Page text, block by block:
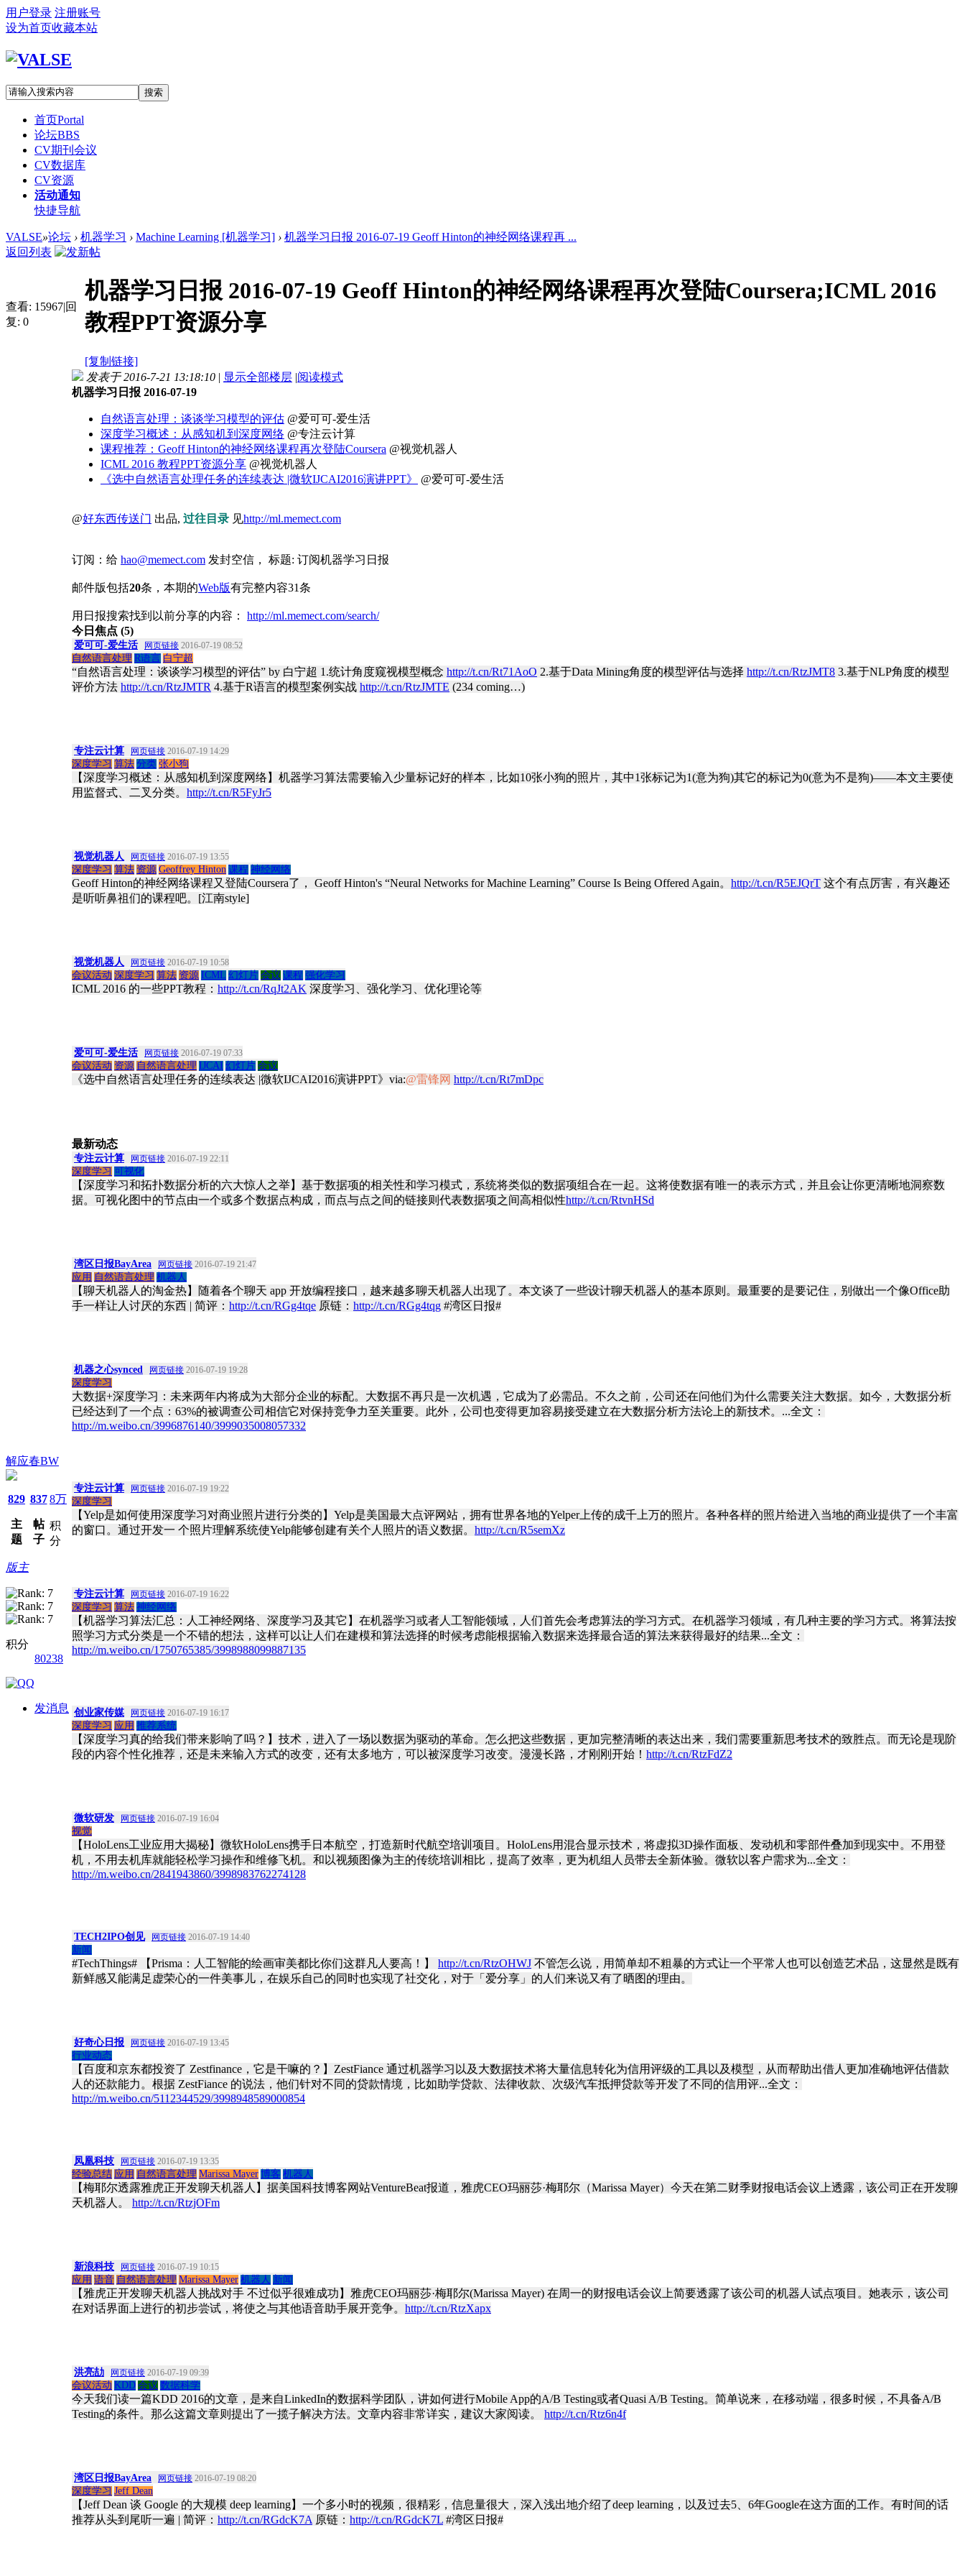
用户登录 注册账号
设为首页收藏本站
搜索
首页Portal
论坛BBS
CV期刊会议
CV数据库
CV资源
活动通知
快捷导航
VALSE»论坛 › 机器学习 › Machine Learning [机器学习] › 机器学习日报 2016-07-19 Geoff Hinton的神经网络课程再 ...
返回列表
查看: 15967|回
复: 0
机器学习日报 2016-07-19 Geoff Hinton的神经网络课程再次登陆Coursera;ICML 2016
教程PPT资源分享
[复制链接]
解应春BW
829
主
题
837
帖
子
8万
积
分
版主
积分
80238
发消息
发表于 2016-7-21 13:18:10 | 显示全部楼层 |阅读模式
机器学习日报 2016-07-19
自然语言处理：谈谈学习模型的评估 @爱可可-爱生活
深度学习概述：从感知机到深度网络 @专注云计算
课程推荐：Geoff Hinton的神经网络课程再次登陆Coursera @视觉机器人
ICML 2016 教程PPT资源分享 @视觉机器人
《选中自然语言处理任务的连续表达 |微软IJCAI2016演讲PPT》
@爱可可-爱生活
@好东西传送门 出品, 过往目录 见http://ml.memect.com
订阅：给 hao@memect.com 发封空信， 标题: 订阅机器学习日报
邮件版包括20条，本期的Web版有完整内容31条
用日报搜索找到以前分享的内容： http://ml.memect.com/search/
今日焦点 (5)
爱可可-爱生活 网页链接 2016-07-19 08:52
自然语言处理 R语言 白宁超
“自然语言处理：谈谈学习模型的评估” by 白宁超 1.统计角度窥视模型概念 http://t.cn/Rt71AoO 2.基于Data Mining角度的模型评估与选择 http://t.cn/RtzJMT8 3.基于NLP角度的模型
评价方法 http://t.cn/RtzJMTR 4.基于R语言的模型案例实战 http://t.cn/RtzJMTE (234 coming…)
专注云计算 网页链接 2016-07-19 14:29
深度学习 算法 分类 张小狗
【深度学习概述：从感知机到深度网络】机器学习算法需要输入少量标记好的样本，比如10张小狗的照片，其中1张标记为1(意为狗)其它的标记为0(意为不是狗)——本文主要使
用监督式、二叉分类。 http://t.cn/R5FyJr5
视觉机器人 网页链接 2016-07-19 13:55
深度学习 算法 资源 Geoffrey Hinton 课程 神经网络
Geoff Hinton的神经网络课程又登陆Coursera了， Geoff Hinton's “Neural Networks for Machine Learning” Course Is Being Offered Again。 http://t.cn/R5EJQrT 这个有点厉害，有兴趣还
是听听鼻祖们的课程吧。[江南style]
视觉机器人 网页链接 2016-07-19 10:58
会议活动 深度学习 算法 资源 ICML 幻灯片 会议 课程 强化学习
ICML 2016 的一些PPT教程： http://t.cn/RqJt2AK 深度学习、强化学习、优化理论等
爱可可-爱生活 网页链接 2016-07-19 07:33
会议活动 资源 自然语言处理 IJCAI 幻灯片 会议
《选中自然语言处理任务的连续表达 |微软IJCAI2016演讲PPT》via:@雷锋网 http://t.cn/Rt7mDpc
最新动态
专注云计算 网页链接 2016-07-19 22:11
深度学习 可视化
【深度学习和拓扑数据分析的六大惊人之举】基于数据项的相关性和学习模式，系统将类似的数据项组合在一起。这将使数据有唯一的表示方式，并且会让你更清晰地洞察数
据。可视化图中的节点由一个或多个数据点构成，而点与点之间的链接则代表数据项之间高相似性http://t.cn/RtvnHSd
湾区日报BayArea 网页链接 2016-07-19 21:47
应用 自然语言处理 机器人
【聊天机器人的淘金热】随着各个聊天 app 开放编程接口，越来越多聊天机器人出现了。本文谈了一些设计聊天机器人的基本原则。最重要的是要记住，别做出一个像Office助
手一样让人讨厌的东西 | 简评： http://t.cn/RGg4tqe 原链： http://t.cn/RGg4tqg #湾区日报#
机器之心synced 网页链接 2016-07-19 19:28
深度学习
大数据+深度学习：未来两年内将成为大部分企业的标配。大数据不再只是一次机遇，它成为了必需品。不久之前，公司还在问他们为什么需要关注大数据。如今，大数据分析
已经达到了一个点：63%的被调查公司相信它对保持竞争力至关重要。此外，公司也变得更加容易接受建立在大数据分析方法论上的新技术。...全文：
http://m.weibo.cn/3996876140/3999035008057332
专注云计算 网页链接 2016-07-19 19:22
深度学习
【Yelp是如何使用深度学习对商业照片进行分类的】Yelp是美国最大点评网站，拥有世界各地的Yelper上传的成千上万的照片。各种各样的照片给进入当地的商业提供了一个丰富
的窗口。通过开发一 个照片理解系统使Yelp能够创建有关个人照片的语义数据。 http://t.cn/R5semXz
专注云计算 网页链接 2016-07-19 16:22
深度学习 算法 神经网络
【机器学习算法汇总：人工神经网络、深度学习及其它】在机器学习或者人工智能领域，人们首先会考虑算法的学习方式。在机器学习领域，有几种主要的学习方式。将算法按
照学习方式分类是一个不错的想法，这样可以让人们在建模和算法选择的时候考虑能根据输入数据来选择最合适的算法来获得最好的结果...全文：
http://m.weibo.cn/1750765385/3998988099887135
创业家传媒 网页链接 2016-07-19 16:17
深度学习 应用 推荐系统
【深度学习真的给我们带来影响了吗？】技术，进入了一场以数据为驱动的革命。怎么把这些数据，更加完整清晰的表达出来，我们需要重新思考技术的致胜点。而无论是现阶
段的内容个性化推荐，还是未来输入方式的改变，还有太多地方，可以被深度学习改变。漫漫长路，才刚刚开始！ http://t.cn/RtzFdZ2
微软研发 网页链接 2016-07-19 16:04
视觉
【HoloLens工业应用大揭秘】微软HoloLens携手日本航空，打造新时代航空培训项目。HoloLens用混合显示技术，将虚拟3D操作面板、发动机和零部件叠加到现实中。不用登
机，不用去机库就能轻松学习操作和维修飞机。和以视频图像为主的传统培训相比，提高了效率，更为机组人员带去全新体验。微软以客户需求为...全文：
http://m.weibo.cn/2841943860/3998983762274128
TECH2IPO创见 网页链接 2016-07-19 14:40
新闻
#TechThings# 【Prisma：人工智能的绘画审美都比你们这群凡人要高！】 http://t.cn/RtzOHWJ 不管怎么说，用简单却不粗暴的方式让一个平常人也可以创造艺术品，这显然是既有
新鲜感又能满足虚荣心的一件美事儿，在娱乐自己的同时也实现了社交化，对于「爱分享」的人们来说又有了晒图的理由。
好奇心日报 网页链接 2016-07-19 13:45
行业动态
【百度和京东都投资了 Zestfinance，它是干嘛的？】ZestFiance 通过机器学习以及大数据技术将大量信息转化为信用评级的工具以及模型，从而帮助出借人更加准确地评估借款
人的还款能力。根据 ZestFiance 的说法，他们针对不同的贷款情境，比如助学贷款、法律收款、次级汽车抵押贷款等开发了不同的信用评...全文：
http://m.weibo.cn/5112344529/3998948589000854
凤凰科技 网页链接 2016-07-19 13:35
经验总结 应用 自然语言处理 Marissa Mayer 博客 机器人
【梅耶尔透露雅虎正开发聊天机器人】据美国科技博客网站VentureBeat报道，雅虎CEO玛丽莎·梅耶尔（Marissa Mayer）今天在第二财季财报电话会议上透露，该公司正在开发聊
天机器人。 http://t.cn/RtzjOFm
新浪科技 网页链接 2016-07-19 10:15
应用 语音 自然语言处理 Marissa Mayer 机器人 新闻
【雅虎正开发聊天机器人挑战对手 不过似乎很难成功】雅虎CEO玛丽莎·梅耶尔(Marissa Mayer) 在周一的财报电话会议上简要透露了该公司的机器人试点项目。她表示，该公司
在对话界面上进行的初步尝试，将使之与其他语音助手展开竞争。 http://t.cn/RtzXapx
洪亮劼 网页链接 2016-07-19 09:39
会议活动 KDD 会议 数据科学
今天我们读一篇KDD 2016的文章，是来自LinkedIn的数据科学团队，讲如何进行Mobile App的A/B Testing或者Quasi A/B Testing。简单说来，在移动端，很多时候，不具备A/B
Testing的条件。那么这篇文章则提出了一揽子解决方法。文章内容非常详实，建议大家阅读。 http://t.cn/Rtz6n4f
湾区日报BayArea 网页链接 2016-07-19 08:20
深度学习 Jeff Dean
【Jeff Dean 谈 Google 的大规模 deep learning】一个多小时的视频，很精彩，信息量很大，深入浅出地介绍了deep learning，以及过去5、6年Google在这方面的工作。有时间的话
推荐从头到尾听一遍 | 简评： http://t.cn/RGdcK7A 原链： http://t.cn/RGdcK7L #湾区日报#